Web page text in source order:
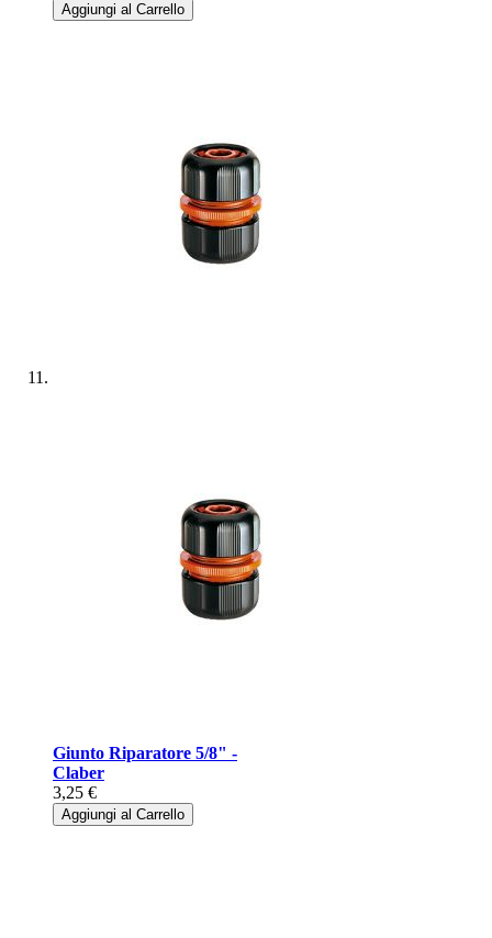
Aggiungi al Carrello
Giunto Riparatore 5/8" -
Claber
3,25 €
Aggiungi al Carrello